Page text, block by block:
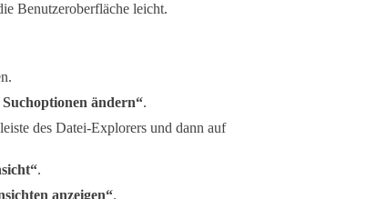
Benutzeroberfläche leicht.
ändern“.
des Datei-Explorers und dann auf
.
anzeigen“.